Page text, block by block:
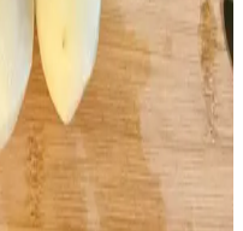
Saklama ve
kurutma, turşu yapımı ve
ve çeşitli tariflerde
da israfı önler.
Yolu:
Hazırlama ve